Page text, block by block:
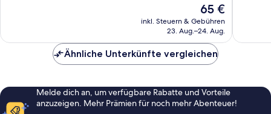
Der
Preis
beträgt
65 €
inkl. Steuern & Gebühren
23. Aug.–24. Aug.
Ähnliche Unterkünfte vergleichen
Melde dich an, um verfügbare Rabatte und Vorteile
anzuzeigen. Mehr Prämien für noch mehr Abenteuer!